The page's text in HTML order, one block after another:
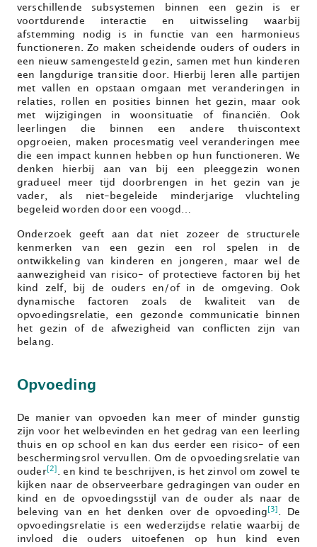
verschillende subsystemen binnen een gezin is er
voortdurende interactie en uitwisseling waarbij
afstemming nodig is in functie van een harmonieus
functioneren. Zo maken scheidende ouders of ouders in
een nieuw samengesteld gezin, samen met hun kinderen
een langdurige transitie door. Hierbij leren alle partijen
met vallen en opstaan omgaan met veranderingen in
relaties, rollen en posities binnen het gezin, maar ook
met wijzigingen in woonsituatie of financiën. Ook
leerlingen die binnen een andere thuiscontext
opgroeien, maken procesmatig veel veranderingen mee
die een impact kunnen hebben op hun functioneren. We
denken hierbij aan van bij een pleeggezin wonen
gradueel meer tijd doorbrengen in het gezin van je
vader, als niet-begeleide minderjarige vluchteling
begeleid worden door een voogd…
Onderzoek geeft aan dat niet zozeer de structurele
kenmerken van een gezin een rol spelen in de
ontwikkeling van kinderen en jongeren, maar wel de
aanwezigheid van risico- of protectieve factoren bij het
kind zelf, bij de ouders en/of in de omgeving. Ook
dynamische factoren zoals de kwaliteit van de
opvoedingsrelatie, een gezonde communicatie binnen
het gezin of de afwezigheid van conflicten zijn van
belang.
Opvoeding
De manier van opvoeden kan meer of minder gunstig
zijn voor het welbevinden en het gedrag van een leerling
thuis en op school en kan dus eerder een risico- of een
beschermingsrol vervullen. Om de opvoedingsrelatie van
ouder[2]
. en kind te beschrijven, is het zinvol om zowel te
kijken naar de observeerbare gedragingen van ouder en
kind en de opvoedingsstijl van de ouder als naar de
beleving van en het denken over de opvoeding [3]
. De
opvoedingsrelatie is een wederzijdse relatie waarbij de
invloed die ouders uitoefenen op hun kind even